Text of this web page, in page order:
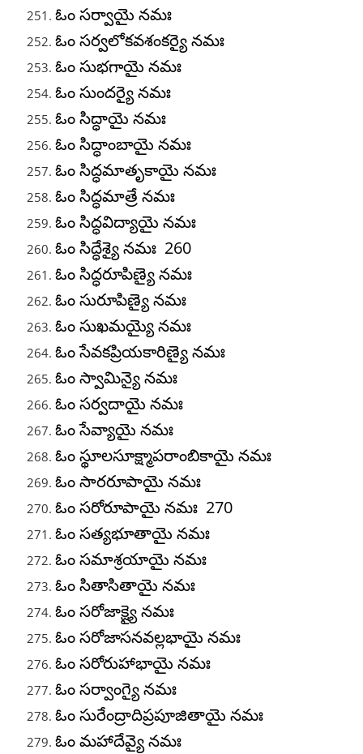
ఓం సర్వాయై నమః
ఓం సర్వలోకవశంకర్యై నమః
ఓం సుభగాయై నమః
ఓం సుందర్యై నమః
ఓం సిద్ధాయై నమః
ఓం సిద్ధాంబాయై నమః
ఓం సిద్ధమాతృకాయై నమః
ఓం సిద్ధమాత్రే నమః
ఓం సిద్ధవిద్యాయై నమః
ఓం సిద్ధేశ్యై నమః 260
ఓం సిద్ధరూపిణ్యై నమః
ఓం సురూపిణ్యై నమః
ఓం సుఖమయ్యై నమః
ఓం సేవకప్రియకారిణ్యై నమః
ఓం స్వామిన్యై నమః
ఓం సర్వదాయై నమః
ఓం సేవ్యాయై నమః
ఓం స్థూలసూక్ష్మాపరాంబికాయై నమః
ఓం సారరూపాయై నమః
ఓం సరోరూపాయై నమః 270
ఓం సత్యభూతాయై నమః
ఓం సమాశ్రయాయై నమః
ఓం సితాసితాయై నమః
ఓం సరోజాక్ష్యై నమః
ఓం సరోజాసనవల్లభాయై నమః
ఓం సరోరుహాభాయై నమః
ఓం సర్వాంగ్యై నమః
ఓం సురేంద్రాదిప్రపూజితాయై నమః
ఓం మహాదేవ్యై నమః